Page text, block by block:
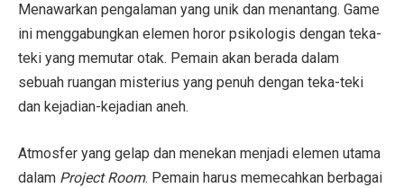
Menawarkan pengalaman yang unik dan menantang. Game
ini menggabungkan elemen horor psikologis dengan teka-
teki yang memutar otak. Pemain akan berada dalam
sebuah ruangan misterius yang penuh dengan teka-teki
dan kejadian-kejadian aneh.
Atmosfer yang gelap dan menekan menjadi elemen utama
dalam Project Room. Pemain harus memecahkan berbagai